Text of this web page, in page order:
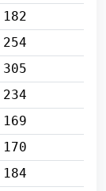
182
254
305
234
169
170
184